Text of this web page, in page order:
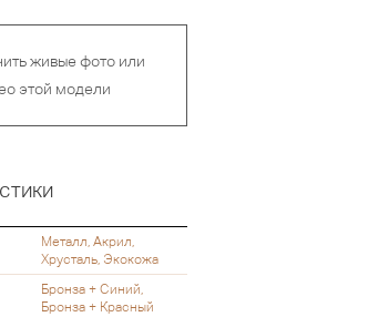
живые фото или
этой модели
Металл, Акрил,
Хрусталь, Экокожа
Бронза + Синий,
Бронза + Красный